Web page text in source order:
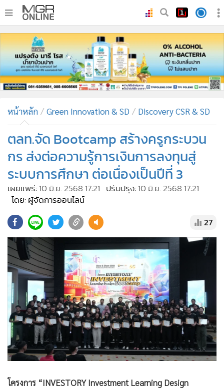
หน้าหลัก
• ทันเหตุการณ์
• ภาคใต้
• ภูมิภาค
• บันเทิง
ผู้จัดการรายวัน
• คอลัมนิสต์
• ละคร
• CbizReview
• Cyber BIZ
• Good health & Well-being
• Green Innovation & SD
• Management & HR
• MGR Live
Infographic
การเมือง
• ท่องเที่ยว
กีฬา
• ต่างประเทศ
• Special Scoop
• เศรษฐกิจ-ธุรกิจ
หน้าหลัก Green Innovation & SD Discovery CSR & SD
ตลท.จัด Bootcamp สร้างครูกระบวน
กร ส่งต่อความรู้การเงินการลงทุนสู่
ระบบการศึกษา ต่อเนื่องเป็นปีที่ 3
เผยแพร่: 10 มิ.ย. 2568 17:21 ปรับปรุง: 10 มิ.ย. 2568 17:21
โดย: ผู้จัดการออนไลน์
27
โครงการ “INVESTORY Investment Learning Design